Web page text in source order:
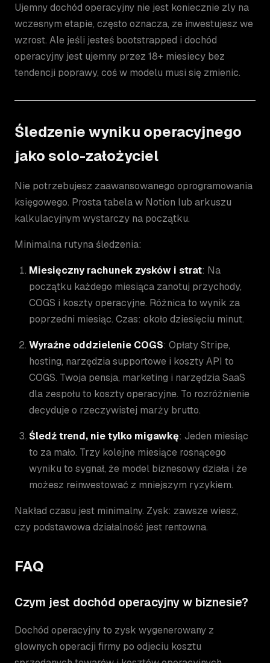
Ujemny dochód operacyjny nie jest koniecznie zly na
wczesnym etapie, często oznacza, ze inwestujesz we
wzrost. Ale jeśli jesteś bootstrapped i dochód
operacyjny jest ujemny przez 18+ miesiecy bez
tendencji poprawy, coś w modelu musi się zmienic.
Śledzenie wyniku operacyjnego
jako solo-założyciel
Nie potrzebujesz zaawansowanego oprogramowania
księgowego. Prosta tabela w Notion lub arkuszu
kalkulacyjnym wystarczy na początku.
Minimalna rutyna śledzenia:
Miesięczny rachunek zysków i strat: Na
początku każdego miesiąca zanotuj przychody,
COGS i koszty operacyjne. Różnica to wynik za
poprzedni miesiąc. Czas: około dziesięciu minut.
Wyraźne oddzielenie COGS: Opłaty Stripe,
hosting, narzędzia supportowe i koszty API to
COGS. Twoja pensja, marketing i narzędzia SaaS
dla zespołu to koszty operacyjne. To rozróżnienie
decyduje o rzeczywistej marży brutto.
Śledź trend, nie tylko migawkę: Jeden miesiąc
to za mało. Trzy kolejne miesiące rosnącego
wyniku to sygnał, że model biznesowy działa i że
możesz reinwestować z mniejszym ryzykiem.
Nakład czasu jest minimalny. Zysk: zawsze wiesz,
czy podstawowa działalność jest rentowna.
FAQ
Czym jest dochód operacyjny w biznesie?
Dochód operacyjny to zysk wygenerowany z
glownych operacji firmy po odjeciu kosztu